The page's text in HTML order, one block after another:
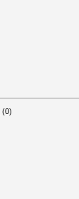
(0)